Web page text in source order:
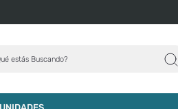
estás Buscando?